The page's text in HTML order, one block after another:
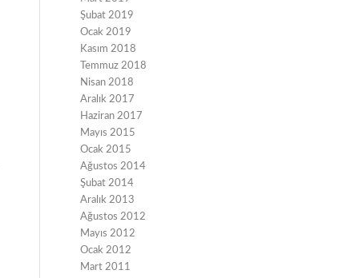
Şubat 2019
Ocak 2019
Kasım 2018
Temmuz 2018
Nisan 2018
Aralık 2017
Haziran 2017
Mayıs 2015
Ocak 2015
Ağustos 2014
Şubat 2014
Aralık 2013
Ağustos 2012
Mayıs 2012
Ocak 2012
Mart 2011